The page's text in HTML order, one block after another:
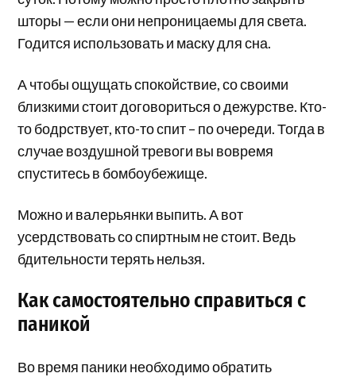
шторы — если они непроницаемы для света.
Годится использовать и маску для сна.
А чтобы ощущать спокойствие, со своими
близкими стоит договориться о дежурстве. Кто-
то бодрствует, кто-то спит – по очереди. Тогда в
случае воздушной тревоги вы вовремя
спуститесь в бомбоубежище.
Можно и валерьянки выпить. А вот
усердствовать со спиртным не стоит. Ведь
бдительности терять нельзя.
Как самостоятельно справиться с
паникой
Во время паники необходимо обратить